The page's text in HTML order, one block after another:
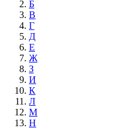
Б
В
Г
Д
Е
Ж
З
И
К
Л
М
Н